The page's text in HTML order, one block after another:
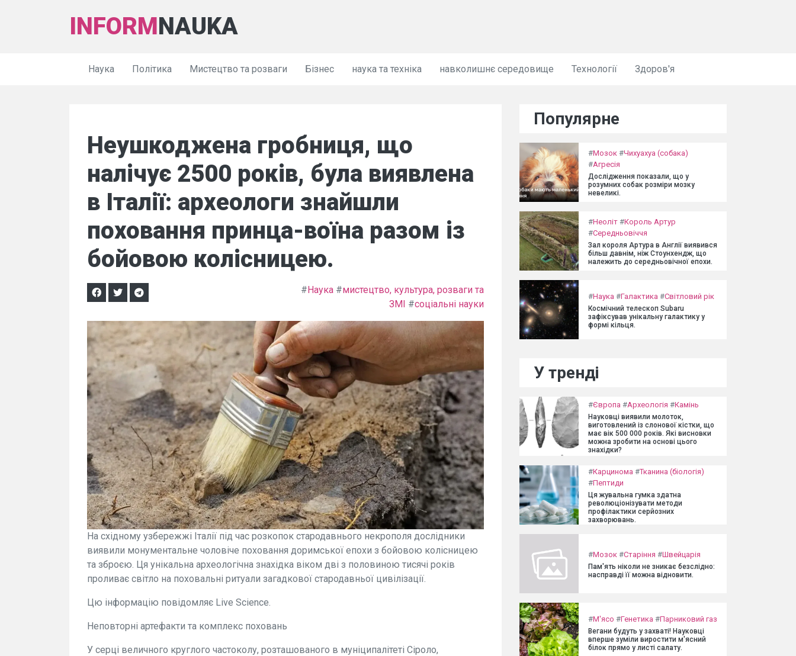
INFORMNAUKA
Наука Політика Мистецтво та розваги Бізнес наука та техніка навколишнє середовище Технології Здоров'я
Неушкоджена гробниця, що
налічує 2500 років, була виявлена
в Італії: археологи знайшли
поховання принца-воїна разом із
бойовою колісницею.
#Наука #мистецтво, культура, розваги та
ЗМІ #соціальні науки
На східному узбережжі Італії під час розкопок стародавнього некрополя дослідники
виявили монументальне чоловіче поховання доримської епохи з бойовою колісницею
та зброєю. Ця унікальна археологічна знахідка віком дві з половиною тисячі років
проливає світло на поховальні ритуали загадкової стародавньої цивілізації.
Цю інформацію повідомляє Live Science.
Неповторні артефакти та комплекс поховань
У серці величного круглого частоколу, розташованого в муніципалітеті Сіроло,
Популярне
#Мозок #Чихуахуа (собака)
#Агресія
Дослідження показали, що у
розумних собак розміри мозку
невеликі.
#Неоліт #Король Артур
#Середньовіччя
Зал короля Артура в Англії виявився
більш давнім, ніж Стоунхендж, що
належить до середньовічної епохи.
#Наука #Галактика #Світловий рік
Космічний телескоп Subaru
зафіксував унікальну галактику у
формі кільця.
У тренді
#Європа #Археологія #Камінь
Науковці виявили молоток,
виготовлений із слонової кістки, що
має вік 500 000 років. Які висновки
можна зробити на основі цього
знахідки?
#Карцинома #Тканина (біологія)
#Пептиди
Ця жувальна гумка здатна
революціонізувати методи
профілактики серйозних
захворювань.
#Мозок #Старіння #Швейцарія
Пам'ять ніколи не зникає безслідно:
насправді її можна відновити.
#М'ясо #Генетика #Парниковий газ
Вегани будуть у захваті! Науковці
вперше зуміли виростити м'ясний
білок прямо у листі салату.